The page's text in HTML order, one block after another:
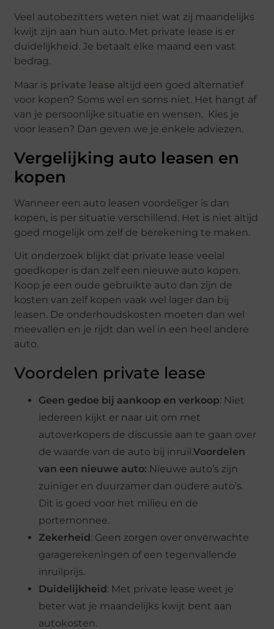
Veel autobezitters weten niet wat zij maandelijks
kwijt zijn aan hun auto. Met private lease is er
duidelijkheid. Je betaalt elke maand een vast
bedrag.
Maar is private lease altijd een goed alternatief
voor kopen? Soms wel en soms niet. Het hangt af
van je persoonlijke situatie en wensen. Kies je
voor leasen? Dan geven we je enkele adviezen.
Vergelijking auto leasen en
kopen
Wanneer een auto leasen voordeliger is dan
kopen, is per situatie verschillend. Het is niet altijd
goed mogelijk om zelf de berekening te maken.
Uit onderzoek blijkt dat private lease veelal
goedkoper is dan zelf een nieuwe auto kopen.
Koop je een oude gebruikte auto dan zijn de
kosten van zelf kopen vaak wel lager dan bij
leasen. De onderhoudskosten moeten dan wel
meevallen en je rijdt dan wel in een heel andere
auto.
Voordelen private lease
Geen gedoe bij aankoop en verkoop: Niet
iedereen kijkt er naar uit om met
autoverkopers de discussie aan te gaan over
de waarde van de auto bij inruil.Voordelen
van een nieuwe auto: Nieuwe auto’s zijn
zuiniger en duurzamer dan oudere auto’s.
Dit is goed voor het milieu en de
portemonnee.
Zekerheid: Geen zorgen over onverwachte
garagerekeningen of een tegenvallende
inruilprijs.
Duidelijkheid: Met private lease weet je
beter wat je maandelijks kwijt bent aan
autokosten.